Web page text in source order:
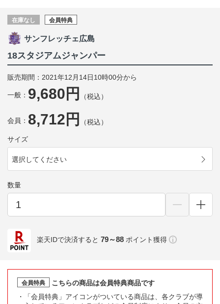
在庫なし 会員特典
サンフレッチェ広島
18スタジアムジャンパー
販売期間：2021年12月14日10時00分から
一般： 9,680円 （税込）
会員： 8,712円 （税込）
サイズ
選択してください
数量
楽天IDで決済すると 79～88 ポイント獲得
会員特典
こちらの商品は会員特典商品です
「会員特典」アイコンがついている商品は、各クラブが導